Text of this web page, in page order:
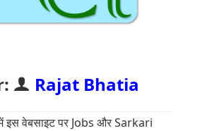
Rajat Bhatia
इस वेबसाइट पर Jobs और Sarkari